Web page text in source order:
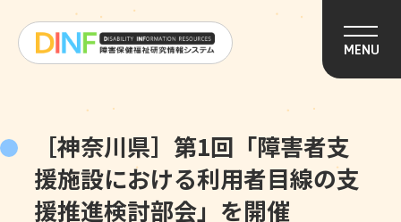
このページの本文へ移動
MENU
［神奈川県］第1回「障害者支
援施設における利用者目線の支
援推進検討部会」を開催